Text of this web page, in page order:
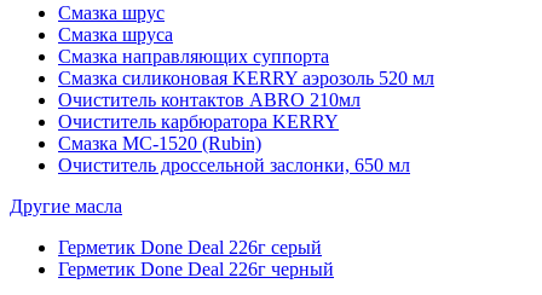
Смазка шрус
Смазка шруса
Смазка направляющих суппорта
Смазка силиконовая KERRY аэрозоль 520 мл
Очиститель контактов ABRO 210мл
Очиститель карбюратора KERRY
Смазка МС-1520 (Rubin)
Очиститель дроссельной заслонки, 650 мл
Другие масла
Герметик Done Deal 226г серый
Герметик Done Deal 226г черный